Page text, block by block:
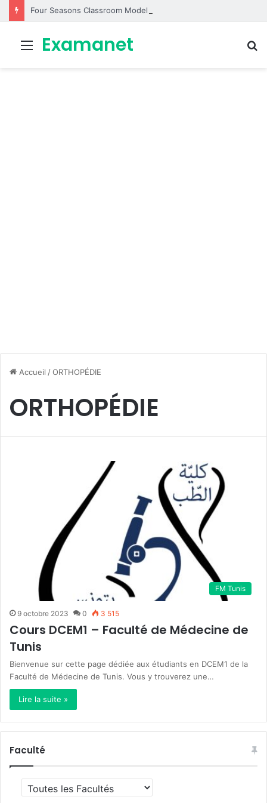
Menu
Examanet
Accueil /ORTHOPÉDIE
ORTHOPÉDIE
FM Tunis
9 octobre 2023 0 3 515
Cours DCEM1 – Faculté de Médecine de
Tunis
Bienvenue sur cette page dédiée aux étudiants en DCEM1 de la
Faculté de Médecine de Tunis. Vous y trouverez une…
Lire la suite »
Faculté